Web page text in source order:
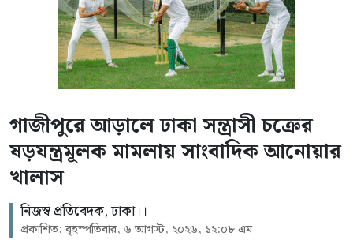
গাজীপুরে আড়ালে ঢাকা সন্ত্রাসী চক্রের
ষড়যন্ত্রমূলক মামলায় সাংবাদিক আনোয়ার
খালাস
নিজস্ব প্রতিবেদক, ঢাকা।।
প্রকাশিত: বৃহস্পতিবার, ৬ আগস্ট, ২০২৬, ১২:০৮ এম